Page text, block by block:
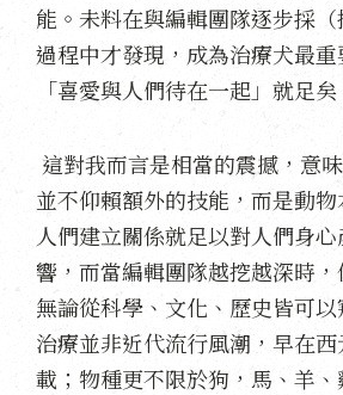
能。未料在與編輯團隊逐步採
過程中才發現，成為治療犬最
「喜愛與人們待在一起」就足矣
這對我而言是相當的震撼，意
並不仰賴額外的技能，而是動
人們建立關係就足以對人們身
響，而當編輯團隊越挖越深時
無論從科學、文化、歷史皆可
治療並非近代流行風潮，早在
載；物種更不限於狗，馬、羊